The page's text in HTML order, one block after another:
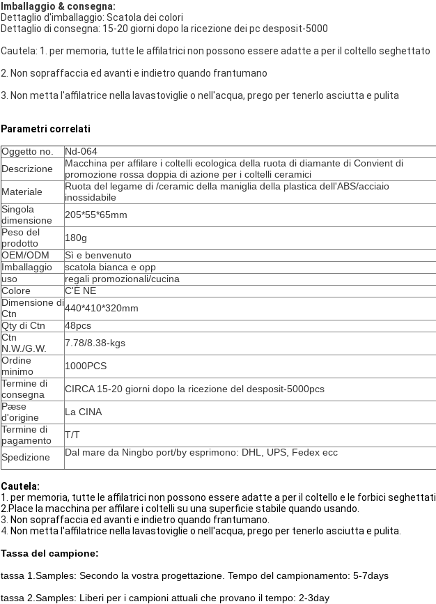
Imballaggio & consegna:
Dettaglio d'imballaggio: Scatola dei colori
Dettaglio di consegna: 15-20 giorni dopo la ricezione dei pc desposit-5000
Cautela: 1. per memoria, tutte le affilatrici non possono essere adatte a per il coltello seghettato
2. Non sopraffaccia ed avanti e indietro quando frantumano
3. Non metta l'affilatrice nella lavastoviglie o nell'acqua, prego per tenerlo asciutta e pulita
Parametri correlati
Oggetto no.
Nd-064
Descrizione
Macchina per affilare i coltelli ecologica della ruota di diamante di Convient di
promozione rossa doppia di azione per i coltelli ceramici
Materiale
Ruota del legame di /ceramic della maniglia della plastica dell'ABS/acciaio
inossidabile
Singola
dimensione
205*55*65mm
Peso del
prodotto
180g
OEM/ODM
Sì e benvenuto
Imballaggio
scatola bianca e opp
uso
regali promozionali/cucina
Colore
C'È NE
Dimensione di
Ctn
440*410*320mm
Qty di Ctn
48pcs
Ctn
N.W./G.W.
7.78/8.38-kgs
Ordine
minimo
1000PCS
Termine di
consegna
CIRCA 15-20 giorni dopo la ricezione del desposit-5000pcs
Pæse
d'origine
La CINA
Termine di
pagamento
T/T
Spedizione
Dal mare da Ningbo port/by esprimono: DHL, UPS, Fedex ecc
Cautela:
1. per memoria, tutte le affilatrici non possono essere adatte a per il coltello e le forbici seghettati.
2.Place la macchina per affilare i coltelli su una superficie stabile quando usando.
3. Non sopraffaccia ed avanti e indietro quando frantumano.
4. Non metta l'affilatrice nella lavastoviglie o nell'acqua, prego per tenerlo asciutta e pulita.
Tassa del campione:
tassa 1.Samples: Secondo la vostra progettazione. Tempo del campionamento: 5-7days
tassa 2.Samples: Liberi per i campioni attuali che provano il tempo: 2-3day